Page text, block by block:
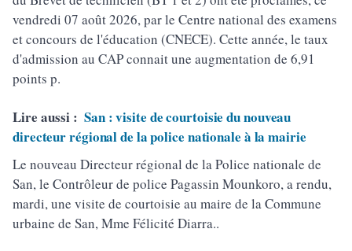
vendredi 07 août 2026, par le Centre national des examens
et concours de l'éducation (CNECE). Cette année, le taux
d'admission au CAP connait une augmentation de 6,91
points p.
Lire aussi : San : visite de courtoisie du nouveau
directeur régional de la police nationale à la mairie
Le nouveau Directeur régional de la Police nationale de
San, le Contrôleur de police Pagassin Mounkoro, a rendu,
mardi, une visite de courtoisie au maire de la Commune
urbaine de San, Mme Félicité Diarra..